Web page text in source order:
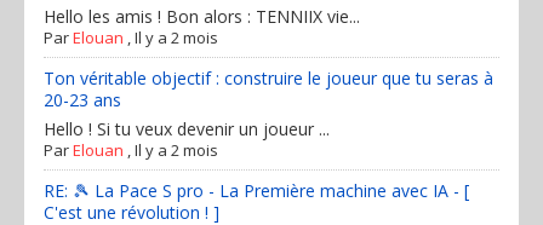
Hello les amis ! Bon alors : TENNIIX vie...
ParElouan ,Il y a 2 mois
Ton véritable objectif : construire le joueur que tu seras à
20-23 ans
Hello ! Si tu veux devenir un joueur ...
ParElouan ,Il y a 2 mois
RE: 🎾 La Pace S pro - La Première machine avec IA - [
C'est une révolution ! ]